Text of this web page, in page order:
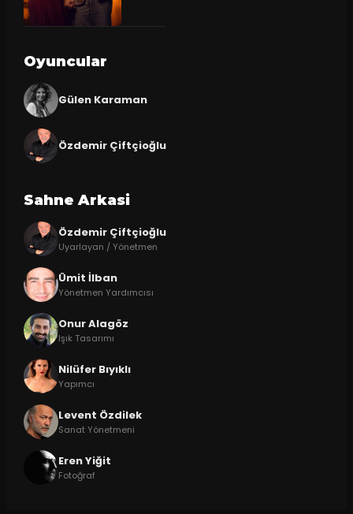
Oyuncular
Gülen Karaman
Özdemir Çiftçioğlu
Sahne Arkasi
Özdemir Çiftçioğlu
Uyarlayan / Yönetmen
Ümit İlban
Yönetmen Yardımcısı
Onur Alagöz
Işık Tasarımı
Nilüfer Bıyıklı
Yapımcı
Levent Özdilek
Sanat Yönetmeni
Eren Yiğit
Fotoğraf